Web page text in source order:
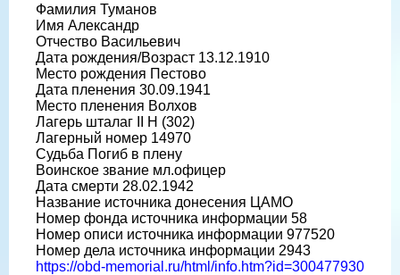
Фамилия Туманов
Имя Александр
Отчество Васильевич
Дата рождения/Возраст 13.12.1910
Место рождения Пестово
Дата пленения 30.09.1941
Место пленения Волхов
Лагерь шталаг II H (302)
Лагерный номер 14970
Судьба Погиб в плену
Воинское звание мл.офицер
Дата смерти 28.02.1942
Название источника донесения ЦАМО
Номер фонда источника информации 58
Номер описи источника информации 977520
Номер дела источника информации 2943
https://obd-memorial.ru/html/info.htm?id=300477930